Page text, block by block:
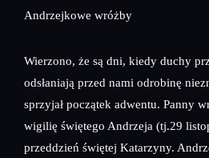
Andrzejkowe wróżby
Wierzono, że są dni, kiedy duchy
odsłaniają przed nami odrobinę
sprzyjał początek adwentu. Panny
wigilię świętego Andrzeja (tj.29
przeddzień świętej Katarzyny.